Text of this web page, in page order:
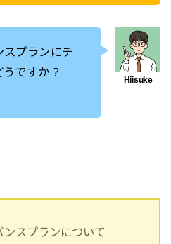
スプランにチ
ですか？
ンスプランについて